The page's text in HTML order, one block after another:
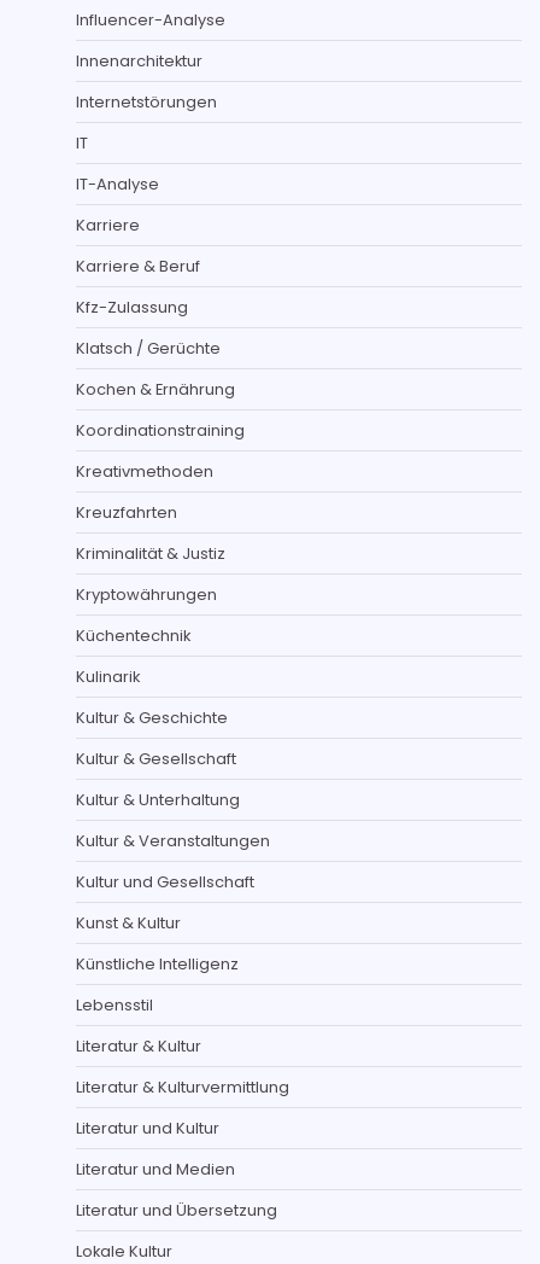
Influencer-Analyse
Innenarchitektur
Internetstörungen
IT
IT-Analyse
Karriere
Karriere & Beruf
Kfz-Zulassung
Klatsch / Gerüchte
Kochen & Ernährung
Koordinationstraining
Kreativmethoden
Kreuzfahrten
Kriminalität & Justiz
Kryptowährungen
Küchentechnik
Kulinarik
Kultur & Geschichte
Kultur & Gesellschaft
Kultur & Unterhaltung
Kultur & Veranstaltungen
Kultur und Gesellschaft
Kunst & Kultur
Künstliche Intelligenz
Lebensstil
Literatur & Kultur
Literatur & Kulturvermittlung
Literatur und Kultur
Literatur und Medien
Literatur und Übersetzung
Lokale Kultur